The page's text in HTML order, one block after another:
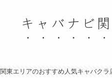
キャバナビ
関東エリアのおすすめ人気キャバクラ